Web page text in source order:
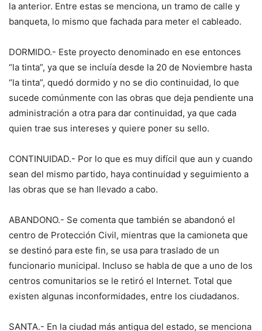
la anterior. Entre estas se menciona, un tramo de calle y
banqueta, lo mismo que fachada para meter el cableado.
DORMIDO.- Este proyecto denominado en ese entonces
“la tinta”, ya que se incluía desde la 20 de Noviembre hasta
“la tinta”, quedó dormido y no se dio continuidad, lo que
sucede comúnmente con las obras que deja pendiente una
administración a otra para dar continuidad, ya que cada
quien trae sus intereses y quiere poner su sello.
CONTINUIDAD.- Por lo que es muy difícil que aun y cuando
sean del mismo partido, haya continuidad y seguimiento a
las obras que se han llevado a cabo.
ABANDONO.- Se comenta que también se abandonó el
centro de Protección Civil, mientras que la camioneta que
se destinó para este fin, se usa para traslado de un
funcionario municipal. Incluso se habla de que a uno de los
centros comunitarios se le retiró el Internet. Total que
existen algunas inconformidades, entre los ciudadanos.
SANTA.- En la ciudad más antigua del estado, se menciona